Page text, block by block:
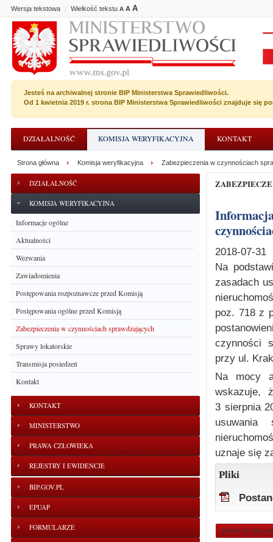
Wersja tekstowa | Wielkość tekstu A A A
Jesteś na archiwalnej stronie BIP Ministerstwa Sprawiedliwości.
Od 1 kwietnia 2019 r. strona BIP Ministerstwa Sprawiedliwości znajduje się
DZIAŁALNOŚĆ KOMISJA WERYFIKACYJNA KONTAKT
DZIAŁALNOŚĆ
KOMISJA WERYFIKACYJNA
Informacje ogólne
Aktualności
Wezwania
Zawiadomienia
Postępowania rozpoznawcze przed Komisją
Postępowania ogólne przed Komisją
Zabezpieczenia w czynnościach sprawdzających
Sprawy lokatorskie
Transmisja posiedzeń
Kontakt
KONTAKT
MINISTERSTWO
PRAWA CZŁOWIEKA
REJESTRY I EWIDENCJE
BIP.GOV.PL
EPUAP
FORMULARZE
Strona główna Komisja weryfikacyjna Zabezpieczenia w czynnościach
Informacja dotycząca wydania postanowienia o zabezpieczeniu w
2018-07-31
Na
zasadach
poz. 718 z
czynności
przy ul.
Na mocy
wskazuje,
3 sierpnia
usuwania
uznaje się
Pliki
powrót do listy